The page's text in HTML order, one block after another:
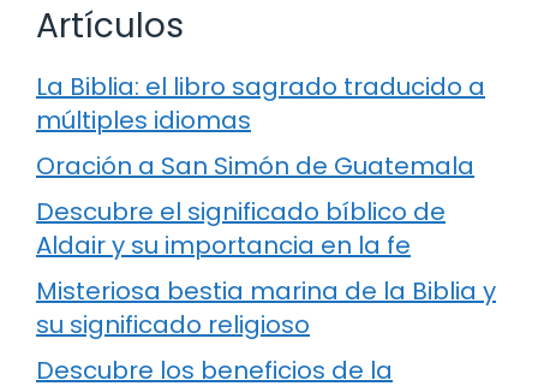
Artículos
La Biblia: el libro sagrado traducido a
múltiples idiomas
Oración a San Simón de Guatemala
Descubre el significado bíblico de
Aldair y su importancia en la fe
Misteriosa bestia marina de la Biblia y
su significado religioso
Descubre los beneficios de la